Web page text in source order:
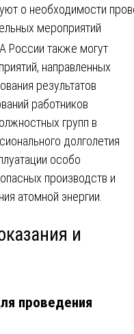
о необходимости
мероприятий
России также могут
направленных
результатов
работников
групп в
долголетия
особо
производств и
атомной энергии.
и
проведения